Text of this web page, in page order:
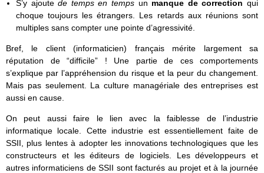
S’y ajoutede temps en temps un manque de correctionqui
choque toujours les étrangers. Les retards aux réunions sont
multiples sans compter une pointe d’agressivité.
Bref, le client (informaticien) français mérite largement sa
réputation de “difficile” ! Une partie de ces comportements
s’explique par l’appréhension du risque et la peur du changement.
Mais pas seulement. La culture managériale des entreprises est
aussi en cause.
On peut aussi faire le lien avec la faiblesse de l’industrie
informatique locale. Cette industrie est essentiellement faite de
SSII, plus lentes à adopter les innovations technologiques que les
constructeurs et les éditeurs de logiciels. Les développeurs et
autres informaticiens de SSII sont facturés au projet et à la journée